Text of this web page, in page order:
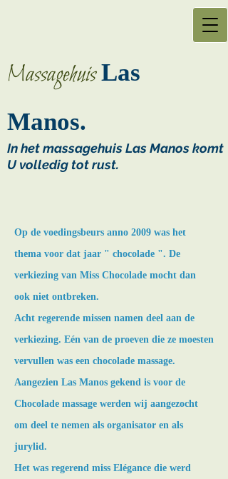
MassagehuisLas
Manos.
In het massagehuis Las Manos komt
U volledig tot rust.
Op de voedingsbeurs anno 2009 was het
thema voor dat jaar " chocolade ". De
verkiezing van Miss Chocolade mocht dan
ook niet ontbreken.
Acht regerende missen namen deel aan de
verkiezing. Eén van de proeven die ze moesten
vervullen was een chocolade massage.
Aangezien Las Manos gekend is voor de
Chocolade massage werden wij aangezocht
om deel te nemen als organisator en als
jurylid.
Het was regerend miss Elégance die werd